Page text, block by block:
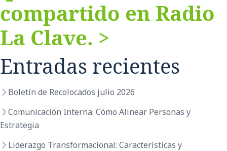
compartido en Radio
La Clave. >
Entradas recientes
Boletín de Recolocados julio 2026
Comunicación Interna: Cómo Alinear Personas y
Estrategia
Liderazgo Transformacional: Características y